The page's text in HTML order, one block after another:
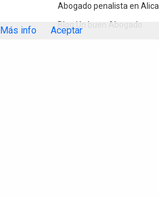
Abogado penalista en
Blog Un buen Abogado
Más info Aceptar